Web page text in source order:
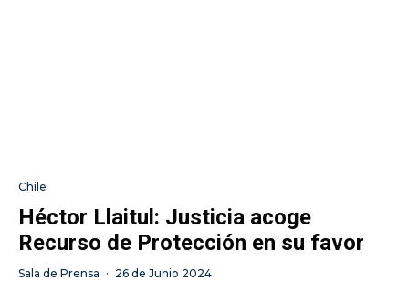
Chile
Héctor Llaitul: Justicia acoge
Recurso de Protección en su favor
Sala de Prensa · 26 de Junio 2024